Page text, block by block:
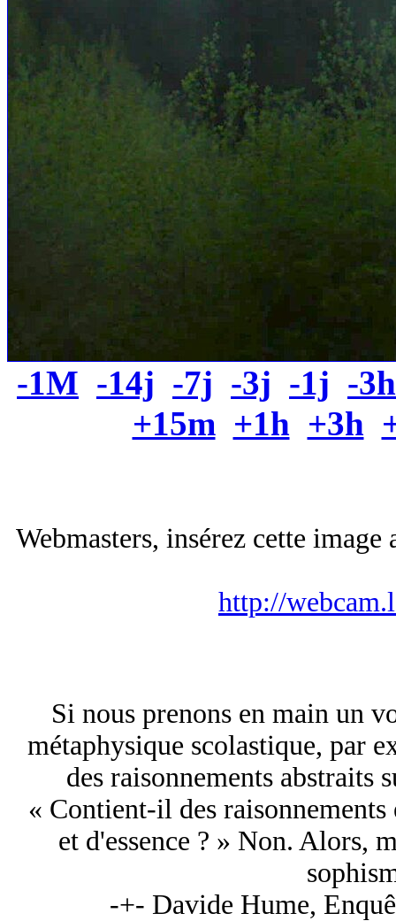
-1M -14j -7j -3j -1j -3h
+15m +1h +3h
Webmasters, insérez cette
http://
Si nous prenons en main un
métaphysique scolastique, par
des raisonnements abstraits
« Contient-il des
et d'essence ? » Non. Alors,
-+- Davide Hume,